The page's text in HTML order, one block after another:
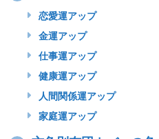
恋愛運アップ
金運アップ
仕事運アップ
健康運アップ
人間関係運アップ
家庭運アップ